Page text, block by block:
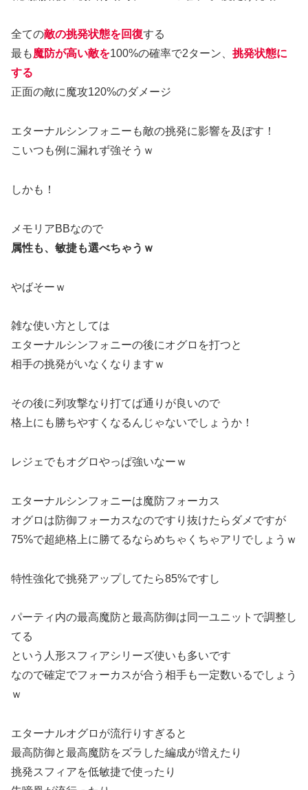
全ての敵の挑発状態を回復する
最も魔防が高い敵を100%の確率で2ターン、 挑発状態に
する
正面の敵に魔攻120%のダメージ
エターナルシンフォニーも敵の挑発に影響を及ぼす！
こいつも例に漏れず強そうｗ
しかも！
メモリアBBなので
属性も、敏捷も選べちゃうｗ
やばそーｗ
雑な使い方としては
エターナルシンフォニーの後にオグロを打つと
相手の挑発がいなくなりますｗ
その後に列攻撃なり打てば通りが良いので
格上にも勝ちやすくなるんじゃないでしょうか！
レジェでもオグロやっぱ強いなーｗ
エターナルシンフォニーは魔防フォーカス
オグロは防御フォーカスなのですり抜けたらダメですが
75%で超絶格上に勝てるならめちゃくちゃアリでしょうｗ
特性強化で挑発アップしてたら85%ですし
パーティ内の最高魔防と最高防御は同一ユニットで調整し
てる
という人形スフィアシリーズ使いも多いです
なので確定でフォーカスが合う相手も一定数いるでしょう
ｗ
エターナルオグロが流行りすぎると
最高防御と最高魔防をズラした編成が増えたり
挑発スフィアを低敏捷で使ったり